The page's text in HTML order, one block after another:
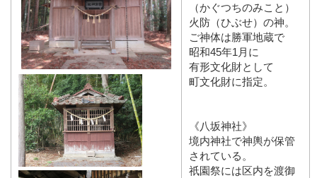
（かぐつちのみこと）
火防（ひぶせ）の神。
ご神体は勝軍地蔵で
昭和45年1月に
有形文化財として
町文化財に指定。
《八坂神社》
境内神社で神輿が保管
されている。
祇園祭には区内を渡御